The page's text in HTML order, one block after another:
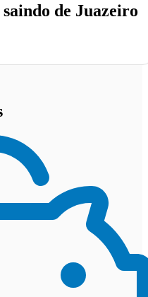
de Juazeiro